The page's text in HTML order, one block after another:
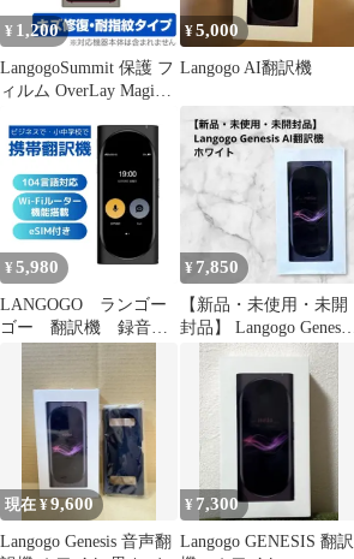
¥ 1,200
LangogoSummit 保護 フ
ィルム OverLay Magic
晶保護 キズ修復 耐指紋
防指紋 コーティング ラ
ンゴーゴー サミット
¥5,000
Langogo AI翻訳機
¥ 5,980
LANGOGO ランゴー
ゴー 翻訳機 録音文
GENESIS(BK)
¥ 7,850
【新品・未使用・未開
封品】 Langogo Genesis
AI翻訳機 ホワイト
現在 ¥9,600
Langogo Genesis 音声翻
¥ 7,300
Langogo GENESIS 翻訳